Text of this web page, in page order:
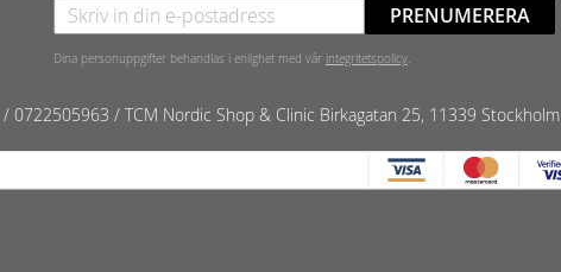
PRENUMERERA
Dina personuppgifter behandlas i enlighet med vår integritetspolicy.
/ 0722505963 / TCM Nordic Shop & Clinic Birkagatan 25, 11339 Stockholm